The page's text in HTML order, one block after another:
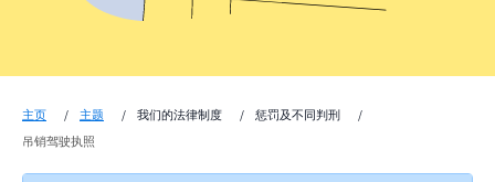
主页 主题 我们的法律制度
惩罚及不同判刑
吊销驾驶执照